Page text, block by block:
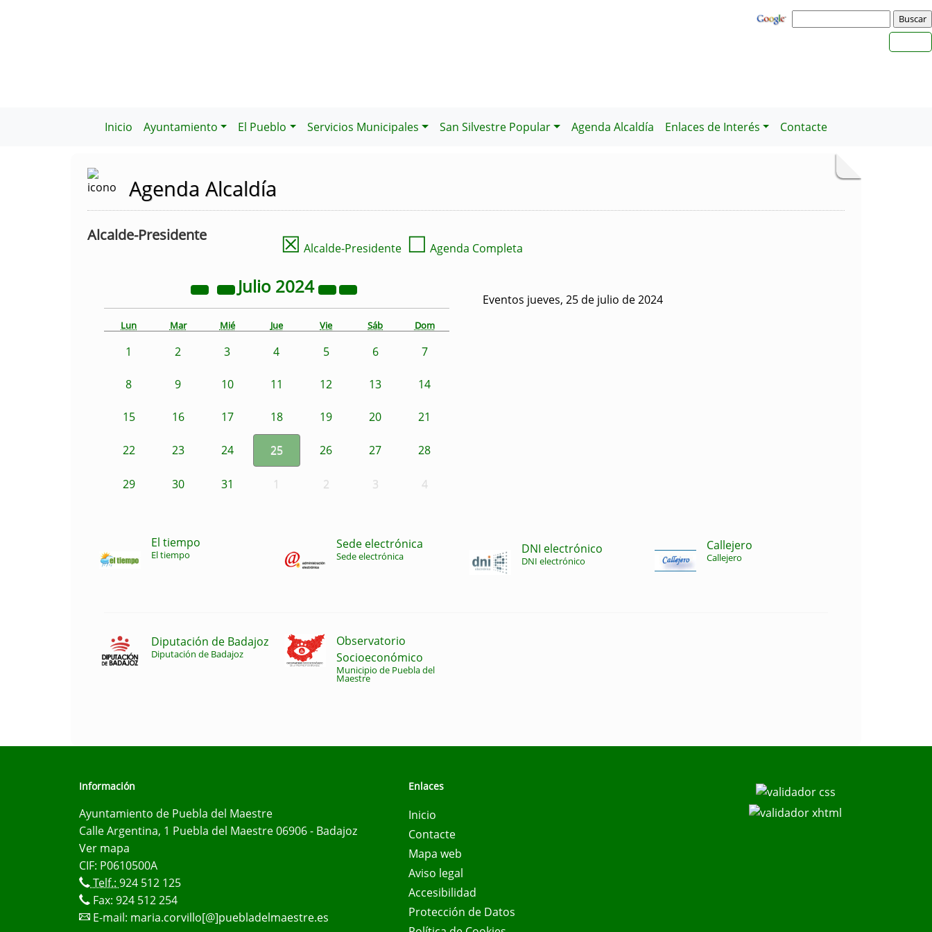
Inicio Ayuntamiento El Pueblo Servicios Municipales San Silvestre Popular Agenda Alcaldía Enlaces de Interés Contacte
Agenda Alcaldía
Alcalde-Presidente ☒ Alcalde-Presidente ☐ Agenda Completa
Julio 2024
Lun Mar Mié Jue Vie Sáb Dom
1 2 3 4 5 6 7
8 9 10 11 12 13 14
15 16 17 18 19 20 21
22 23 24 25 26 27 28
29 30 31 1 2 3 4
Eventos jueves, 25 de julio de 2024
El tiempo
El tiempo
Sede electrónica
Sede electrónica DNI electrónico
DNI electrónico
Callejero
Callejero
Diputación de Badajoz
Diputación de Badajoz
Observatorio
Socioeconómico
Municipio de Puebla del
Maestre
Información
Ayuntamiento de Puebla del Maestre
Calle Argentina, 1 Puebla del Maestre 06906 - Badajoz
Ver mapa
CIF: P0610500A
Telf.:924 512 125
Fax: 924 512 254
E-mail: maria.corvillo[@]puebladelmaestre.es
Enlaces
Inicio
Contacte
Mapa web
Aviso legal
Accesibilidad
Protección de Datos